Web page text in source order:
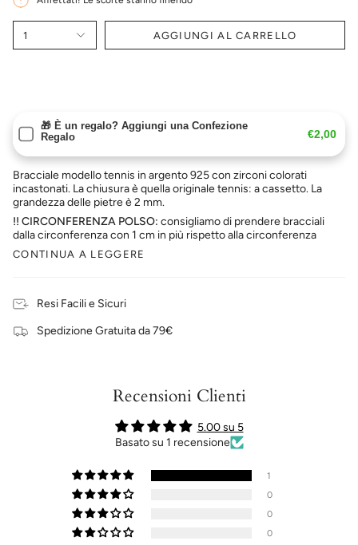
1 AGGIUNGI AL CARRELLO
🎁 È un regalo? Aggiungi una Confezione
Regalo
€2,00
Bracciale modello tennis in argento 925 con zirconi colorati
incastonati. La chiusura è quella originale tennis: a cassetto. La
grandezza delle pietre è 2 mm.
!! CIRCONFERENZA POLSO: consigliamo di prendere bracciali
dalla circonferenza con 1 cm in più rispetto alla circonferenza
CONTINUA A LEGGERE
Resi Facili e Sicuri
Spedizione Gratuita da 79€
Recensioni Clienti
5.00 su 5
Basato su 1 recensione
1
0
0
0